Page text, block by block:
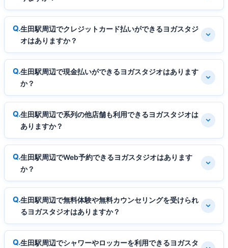
生田駅周辺でクレジットカード払いができるヨガスタジ
オはありますか？
生田駅周辺で現金払いができるヨガスタジオはあります
か？
生田駅周辺で系列の他店舗も利用できるヨガスタジオは
ありますか？
生田駅周辺でWeb予約できるヨガスタジオはあります
か？
生田駅周辺で無料体験や無料カウンセリングを受けられ
るヨガスタジオはありますか？
生田駅周辺でシャワーやロッカーを利用できるヨガスタ